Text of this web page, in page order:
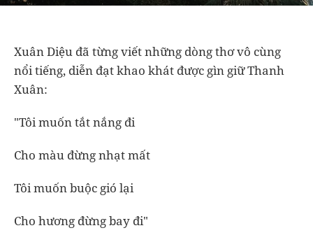
Xuân Diệu đã từng viết những dòng thơ vô cùng
nổi tiếng, diễn đạt khao khát được gìn giữ Thanh
Xuân:
"Tôi muốn tắt nắng đi
Cho màu đừng nhạt mất
Tôi muốn buộc gió lại
Cho hương đừng bay đi"